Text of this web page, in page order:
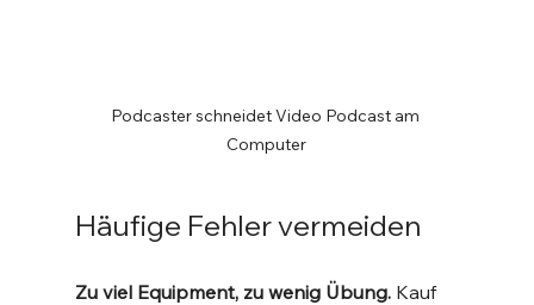
Podcaster schneidet Video Podcast am
Computer
Häufige Fehler vermeiden
Zu viel Equipment, zu wenig Übung. Kauf